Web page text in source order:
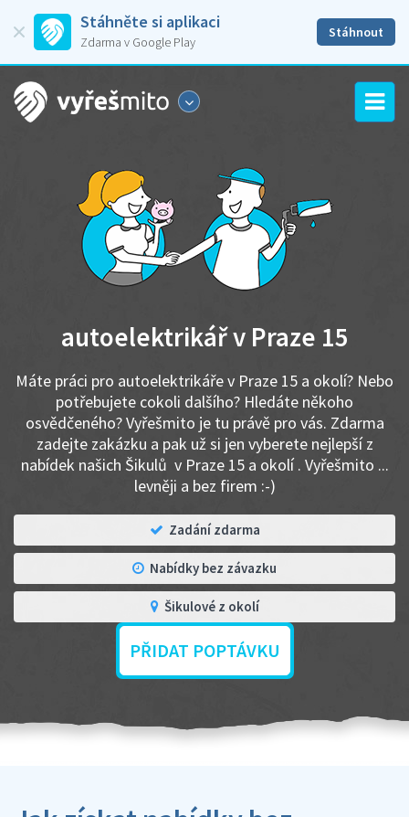
Stáhněte si aplikaci
Zdarma v Google Play
Stáhnout
autoelektrikář v Praze 15
Máte práci pro autoelektrikáře v Praze 15 a okolí? Nebo
potřebujete cokoli dalšího? Hledáte někoho
osvědčeného? Vyřešmito je tu právě pro vás. Zdarma
zadejte zakázku a pak už si jen vyberete nejlepší z
nabídek našich Šikulů v Praze 15 a okolí . Vyřešmito ...
levněji a bez firem :-)
Zadání zdarma
Nabídky bez závazku
Šikulové z okolí
PŘIDAT POPTÁVKU